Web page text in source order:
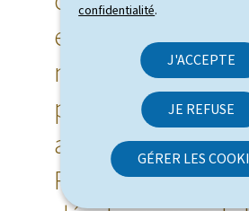
confidentialité.
J'ACCEPTE
JE REFUSE
GÉRER LES
essentiel pour
notre économie,
programme vise
activement nos
PME dans le